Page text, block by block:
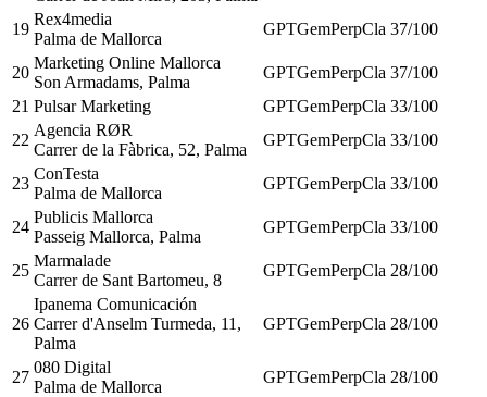
19
Rex4media
Palma de Mallorca
GPTGemPerpCla 37/100
20
Marketing Online Mallorca
Son Armadams, Palma
GPTGemPerpCla 37/100
21 Pulsar Marketing GPTGemPerpCla 33/100
22
Agencia RØR
Carrer de la Fàbrica, 52, Palma
GPTGemPerpCla 33/100
23
ConTesta
Palma de Mallorca
GPTGemPerpCla 33/100
24
Publicis Mallorca
Passeig Mallorca, Palma
GPTGemPerpCla 33/100
25
Marmalade
Carrer de Sant Bartomeu, 8
GPTGemPerpCla 28/100
26
Ipanema Comunicación
Carrer d'Anselm Turmeda, 11,
Palma
GPTGemPerpCla 28/100
27
080 Digital
Palma de Mallorca
GPTGemPerpCla 28/100